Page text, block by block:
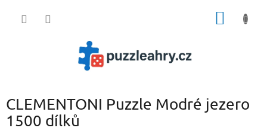
CLEMENTONI Puzzle Modré jezero
1500 dílků